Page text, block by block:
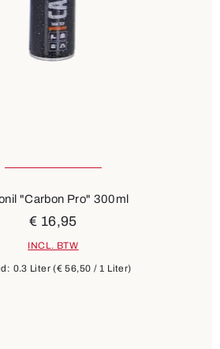
"Carbon Pro" 300ml
0.3 Liter(€ 56,50 / 1 Liter)
€ 16,95
INCL. BTW